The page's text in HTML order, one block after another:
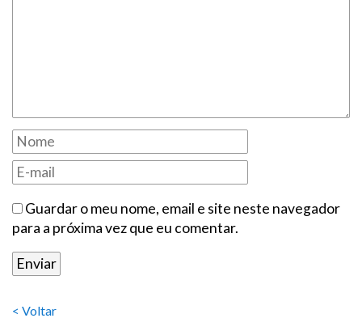
Guardar o meu nome, email e site neste navegador
para a próxima vez que eu comentar.
< Voltar